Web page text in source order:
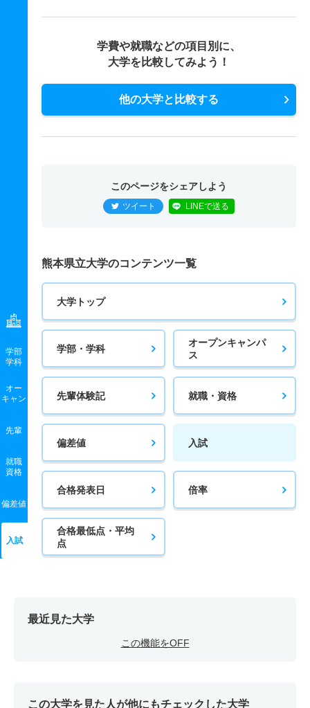
学部
学科
オー
キャン
先輩
就職
資格
偏差値
入試
学費や就職などの項目別に、
大学を比較してみよう！
他の大学と比較する
このページをシェアしよう
ツイート LINEで送る
熊本県立大学のコンテンツ一覧
大学トップ
学部・学科
オープンキャンパ
ス
先輩体験記 就職・資格
偏差値 入試
合格発表日 倍率
合格最低点・平均
点
最近見た大学
この機能をOFF
この大学を見た人が他にもチェックした大学